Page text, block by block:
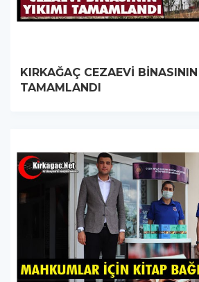
KIRKAĞAÇ CEZAEVİ BİNASININ
TAMAMLANDI